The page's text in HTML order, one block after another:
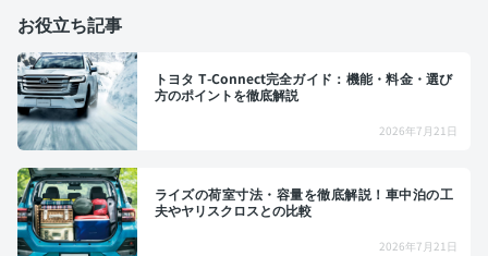
お役立ち記事
トヨタ T-Connect完全ガイド：機能・料金・選び
方のポイントを徹底解説
2026年7月21日
ライズの荷室寸法・容量を徹底解説！車中泊の工
夫やヤリスクロスとの比較
2026年7月21日